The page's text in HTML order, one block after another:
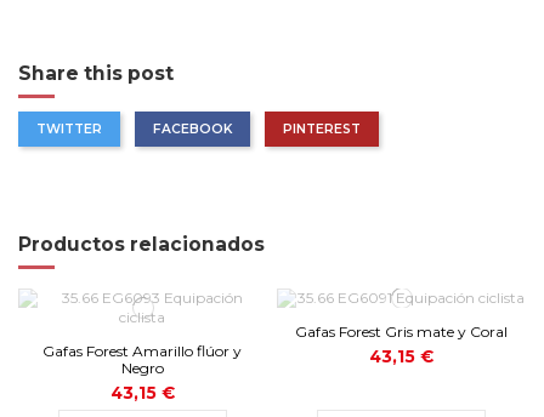
Share this post
TWITTER FACEBOOK PINTEREST
Productos relacionados
Gafas Forest Amarillo flúor y
Negro
43,15 €
Gafas Forest Gris mate y Coral
43,15 €